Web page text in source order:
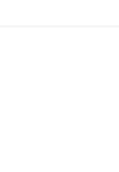
Land